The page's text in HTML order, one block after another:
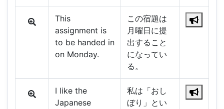
This
assignment is
to be handed in
on Monday.
この宿題は
月曜日に提
出すること
になってい
る。
I like the
Japanese
私は「おし
ぼり」とい